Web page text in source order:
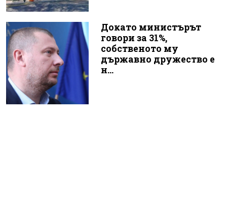
Докато министърът
говори за 31%,
собственото му
държавно дружество е
н...